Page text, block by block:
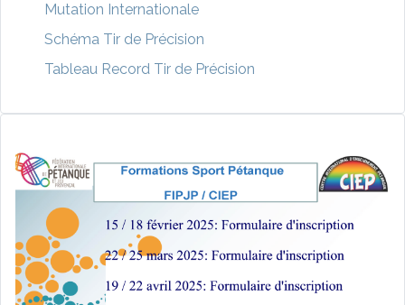
Mutation Internationale
Schéma Tir de Précision
Tableau Record Tir de Précision